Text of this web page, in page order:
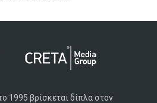
1995 βρίσκεται δίπλα στον